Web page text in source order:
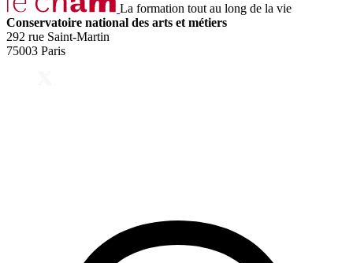
La formation tout au long de la vie
Conservatoire national des arts et métiers
292 rue Saint-Martin
75003 Paris